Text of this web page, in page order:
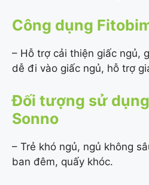
Công dụng
– Hỗ trợ cải thiện giấc ngủ,
dễ đi vào giấc ngủ, hỗ trợ
Đối tượng sử
Sonno
– Trẻ khó ngủ, ngủ không
ban đêm, quấy khóc.